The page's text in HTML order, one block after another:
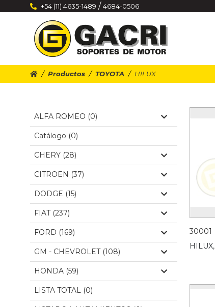
+54 (11) 4635-1489 / 4684-0506
Productos TOYOTA HILUX
ALFA ROMEO (0)
Catálogo (0)
CHERY (28)
CITROEN (37)
DODGE (15)
FIAT (237)
FORD (169)
GM - CHEVROLET (108)
HONDA (59)
LISTA TOTAL (0)
30001
HILUX,